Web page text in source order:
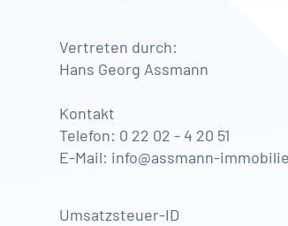
Vertreten durch:
Hans Georg Assmann
Kontakt
Telefon: 0 22 02 - 4 20 51
E-Mail: info@assmann-
Umsatzsteuer-ID